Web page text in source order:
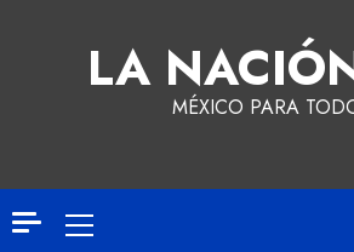
LA
MÉXICO PARA